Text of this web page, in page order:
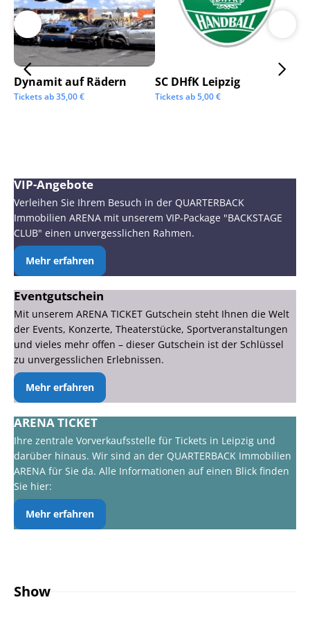
Dynamit auf Rädern
Tickets ab35,00€
SC DHfK Leipzig
Tickets ab5,00€
VIP-Angebote
Verleihen Sie Ihrem Besuch in der QUARTERBACK
Immobilien ARENA mit unserem VIP-Package "BACKSTAGE
CLUB" einen unvergesslichen Rahmen.
Mehr erfahren
Eventgutschein
Mit unserem ARENA TICKET Gutschein steht Ihnen die Welt
der Events, Konzerte, Theaterstücke, Sportveranstaltungen
und vieles mehr offen – dieser Gutschein ist der Schlüssel
zu unvergesslichen Erlebnissen.
Mehr erfahren
ARENA TICKET
Ihre zentrale Vorverkaufsstelle für Tickets in Leipzig und
darüber hinaus. Wir sind an der QUARTERBACK Immobilien
ARENA für Sie da. Alle Informationen auf einen Blick finden
Sie hier:
Mehr erfahren
Show